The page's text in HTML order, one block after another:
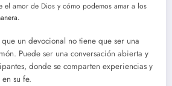
el amor de Dios y cómo podemos amar a los
un devocional no tiene que ser una
Puede ser una conversación abierta y
donde se comparten experiencias y
su fe.